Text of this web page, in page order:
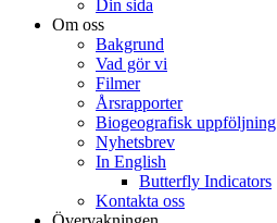
Din sida
Om oss
Bakgrund
Vad gör vi
Filmer
Årsrapporter
Biogeografisk uppföljning
Nyhetsbrev
In English
Butterfly Indicators
Kontakta oss